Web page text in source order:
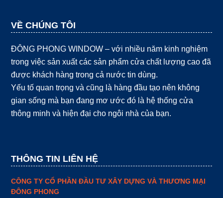
VỀ CHÚNG TÔI
ĐÔNG PHONG WINDOW – với nhiều năm kinh nghiệm
trong việc sản xuất các sản phẩm cửa chất lượng cao đã
được khách hàng trong cả nước tin dùng.
Yếu tố quan trọng và cũng là hàng đầu tạo nên không
gian sống mà bạn đang mơ ước đó là hệ thống cửa
thông minh và hiện đại cho ngôi nhà của bạn.
THÔNG TIN LIÊN HỆ
CÔNG TY CỔ PHẦN ĐẦU TƯ XÂY DỰNG VÀ THƯƠNG MẠI
ĐÔNG PHONG